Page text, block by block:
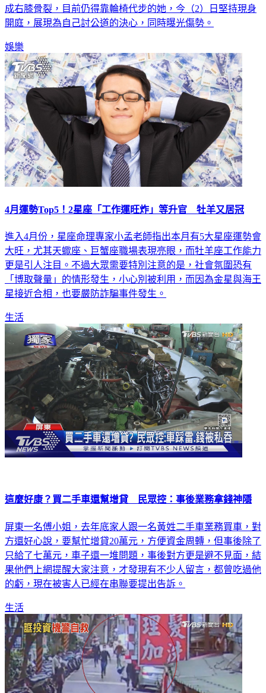
成右膝骨裂，目前仍得靠輪椅代步的她，今（2）日堅持現身
開庭，展現為自己討公道的決心，同時曝光傷勢。
娛樂
4月運勢Top5！2星座「工作運旺炸」等升官 牡羊又居冠
進入4月份，星座命理專家小孟老師指出本月有5大星座運勢會
大旺，尤其天蠍座、巨蟹座職場表現亮眼，而牡羊座工作能力
更是引人注目。不過大眾需要特別注意的是，社會氛圍恐有
「博取聲量」的情形發生，小心別被利用，而因為金星與海王
星接近合相，也要嚴防詐騙事件發生。
生活
這麼好康？買二手車還幫增貸 民眾控：事後業務拿錢神隱
屏東一名傅小姐，去年底家人跟一名黃姓二手車業務買車，對
方還好心說，要幫忙增貸20萬元，方便資金周轉，但事後除了
只給了七萬元，車子還一堆問題，事後對方更是避不見面，結
果他們上網提醒大家注意，才發現有不少人留言，都曾吃過他
的虧，現在被害人已經在串聯要提出告訴。
生活